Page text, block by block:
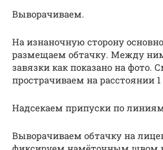
Выворачиваем.
На изнаночную сторону
размещаем обтачку. Между
завязки как показано на фото.
прострачиваем на расстоянии 1
Надсекаем припуски по
Выворачиваем обтачку на